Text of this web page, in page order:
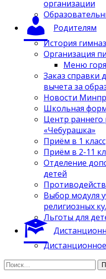
организации
Родителям
История
Организация
Меню
Заказ справки
вычета за
Новости
Школьная
Центр раннего
«Чебурашка»
Приём в 1 класс
Приём в 2-11
Отделение
детей
Выбор модуля
религиозных
Льготы для
Найти: